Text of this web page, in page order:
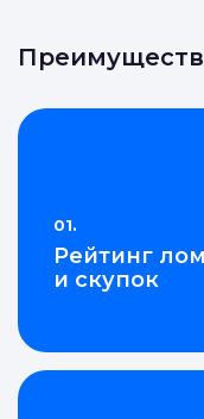
01.
Рейтинг
и скупок